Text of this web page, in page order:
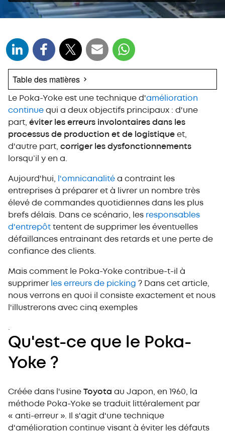
Table des matières
Qu'est-ce que le Poka-Yoke ?
Comment appliquer le Poka-Yoke ?
Types de Poka-Yoke
Cinq exemples de Poka-Yoke axés sur la
logistique
2ème exemple : Poka-Yoke informatif avec des dispositifs
de type « pick-to-light »
3ème exemple : Poka-Yoke groupé en opérations de
"kitting"
4ème exemple : Le Poka-Yoke physique grâce aux
navettes de picking
Supprimer les erreurs, améliorer la qualité
Le Poka-Yoke est une technique d'amélioration
continue qui a deux objectifs principaux : d'une
part, éviter les erreurs involontaires dans les
processus de production et de logistique et,
d'autre part, corriger les dysfonctionnements
lorsqu’il y en a.
Aujourd'hui, l'omnicanalité a contraint les
entreprises à préparer et à livrer un nombre très
élevé de commandes quotidiennes dans les plus
brefs délais. Dans ce scénario, les responsables
d'entrepôt tentent de supprimer les éventuelles
défaillances entrainant des retards et une perte de
confiance des clients.
Mais comment le Poka-Yoke contribue-t-il à
supprimer les erreurs de picking ? Dans cet article,
nous verrons en quoi il consiste exactement et nous
l'illustrerons avec cinq exemples
Qu'est-ce que le Poka-
Yoke ?
Créée dans l'usine Toyota au Japon, en 1960, la
méthode Poka-Yoke se traduit littéralement par
« anti-erreur ». Il s'agit d'une technique
d'amélioration continue visant à éviter les défauts